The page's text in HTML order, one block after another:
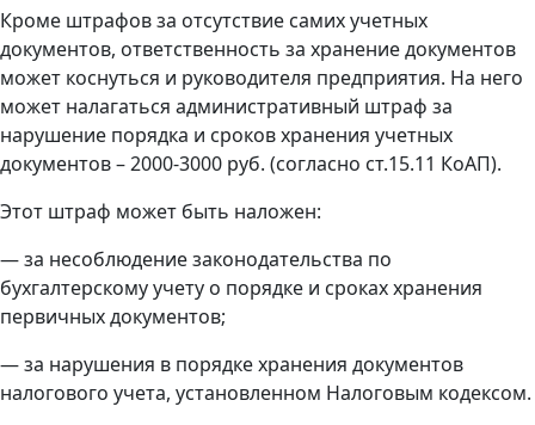
Кроме штрафов за отсутствие самих учетных
документов, ответственность за хранение документов
может коснуться и руководителя предприятия. На него
может налагаться административный штраф за
нарушение порядка и сроков хранения учетных
документов – 2000-3000 руб. (согласно ст.15.11 КоАП).
Этот штраф может быть наложен:
— за несоблюдение законодательства по
бухгалтерскому учету о порядке и сроках хранения
первичных документов;
— за нарушения в порядке хранения документов
налогового учета, установленном Налоговым кодексом.